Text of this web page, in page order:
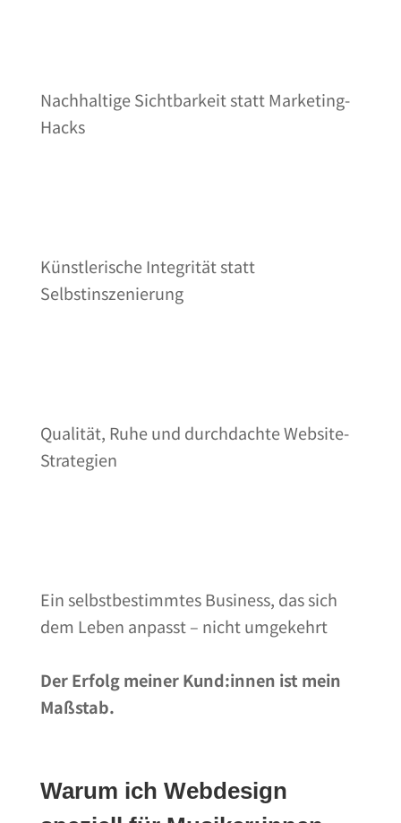
Nachhaltige Sichtbarkeit statt Marketing-
Hacks
Künstlerische Integrität statt
Selbstinszenierung
Qualität, Ruhe und durchdachte Website-
Strategien
Ein selbstbestimmtes Business, das sich
dem Leben anpasst – nicht umgekehrt
Der Erfolg meiner Kund:innen ist mein
Maßstab.
Warum ich Webdesign